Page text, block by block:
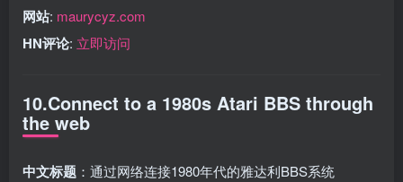
网站: maurycyz.com
HN评论: 立即访问
10.Connect to a 1980s Atari BBS through
the web
中文标题 ：通过网络连接1980年代的雅达利BBS系统